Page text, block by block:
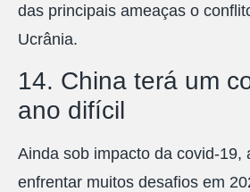
das principais ameaças o
Ucrânia.
14. China terá um
ano difícil
Ainda sob impacto da covid-19,
enfrentar muitos desafios em